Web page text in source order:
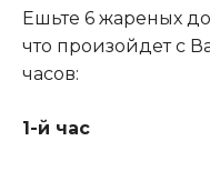
Ешьте 6 жареных
что произойдет с
часов:
1-й час